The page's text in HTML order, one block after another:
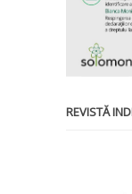
REVISTĂ